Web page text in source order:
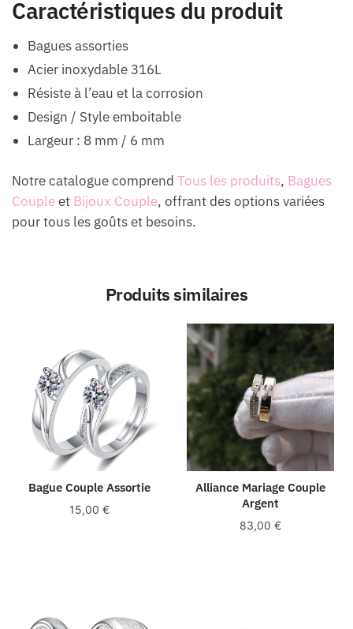
Caractéristiques du produit
Bagues assorties
Acier inoxydable 316L
Résiste à l’eau et la corrosion
Design / Style emboitable
Largeur : 8 mm / 6 mm
Notre catalogue comprend Tous les produits, Bagues
Coupleet Bijoux Couple, offrant des options variées
pour tous les goûts et besoins.
Produits similaires
Bague Couple Assortie
15,00€
Alliance Mariage Couple
Argent
83,00€